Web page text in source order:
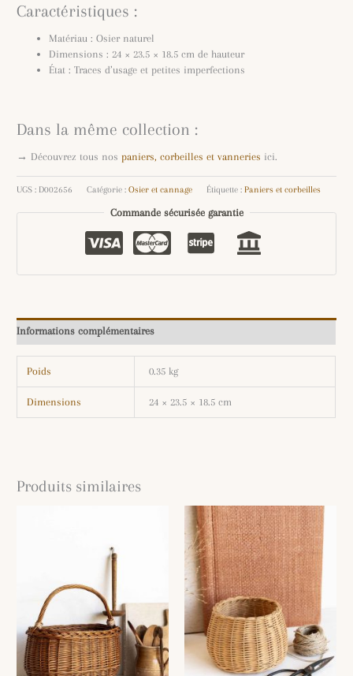
Caractéristiques :
Matériau : Osier naturel
Dimensions : 24 × 23.5 × 18.5 cm de hauteur
État : Traces d’usage et petites imperfections
Dans la même collection :
→ Découvrez tous nospaniers, corbeilles et vanneries ici.
UGS : D002656 Catégorie :Osier et cannage Étiquette :Paniers et corbeilles
Commande sécurisée garantie
Informations complémentaires
Poids 0.35 kg
Dimensions 24 × 23.5 × 18.5 cm
Produits similaires